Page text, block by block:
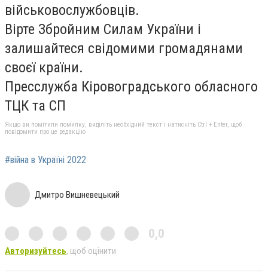
військовослужбовців.
Вірте Збройним Силам України і
залишайтеся свідомими громадянами
своєї країни.
Пресслужба Кіровоградського обласного
ТЦК та СП
Якщо ви помітили помилку, виділіть необхідний текст і натисніть Ctrl + Enter, щоб
повідомити про це редакцію
#війна в Україні 2022
Дмитро Вишневецький
0,0
Авторизуйтесь, щоб оцінити